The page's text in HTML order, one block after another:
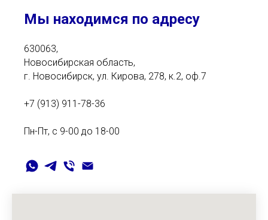
Мы находимся по адресу
630063,
Новосибирская область,
г. Новосибирск, ул. Кирова, 278, к.2, оф.7
+7 (913) 911-78-36
Пн-Пт, с 9-00 до 18-00